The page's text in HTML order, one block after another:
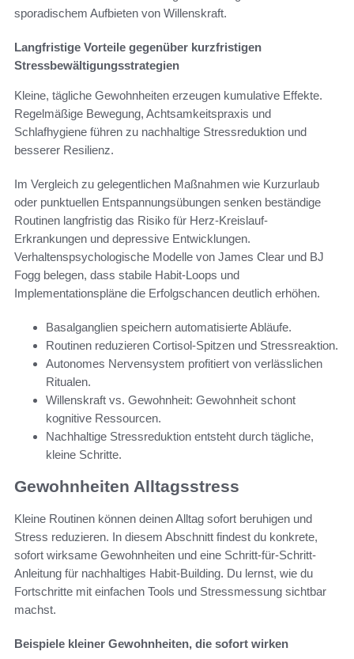
sporadischem Aufbieten von Willenskraft.
Langfristige Vorteile gegenüber kurzfristigen
Stressbewältigungsstrategien
Kleine, tägliche Gewohnheiten erzeugen kumulative Effekte.
Regelmäßige Bewegung, Achtsamkeitspraxis und
Schlafhygiene führen zu nachhaltige Stressreduktion und
besserer Resilienz.
Im Vergleich zu gelegentlichen Maßnahmen wie Kurzurlaub
oder punktuellen Entspannungsübungen senken beständige
Routinen langfristig das Risiko für Herz-Kreislauf-
Erkrankungen und depressive Entwicklungen.
Verhaltenspsychologische Modelle von James Clear und BJ
Fogg belegen, dass stabile Habit-Loops und
Implementationspläne die Erfolgschancen deutlich erhöhen.
Basalganglien speichern automatisierte Abläufe.
Routinen reduzieren Cortisol-Spitzen und Stressreaktion.
Autonomes Nervensystem profitiert von verlässlichen
Ritualen.
Willenskraft vs. Gewohnheit: Gewohnheit schont
kognitive Ressourcen.
Nachhaltige Stressreduktion entsteht durch tägliche,
kleine Schritte.
Gewohnheiten Alltagsstress
Kleine Routinen können deinen Alltag sofort beruhigen und
Stress reduzieren. In diesem Abschnitt findest du konkrete,
sofort wirksame Gewohnheiten und eine Schritt-für-Schritt-
Anleitung für nachhaltiges Habit-Building. Du lernst, wie du
Fortschritte mit einfachen Tools und Stressmessung sichtbar
machst.
Beispiele kleiner Gewohnheiten, die sofort wirken